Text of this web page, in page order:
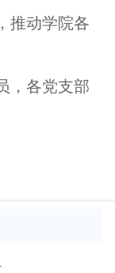
推动学院各
，各党支部